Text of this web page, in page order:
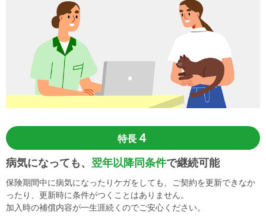
特長 ４
病気になっても、 翌年以降同条件で継続可能
保険期間中に病気になったりケガをしても、ご契約を更新できなか
ったり、更新時に条件がつくことはありません。
加入時の補償内容が一生涯続くのでご安心ください。